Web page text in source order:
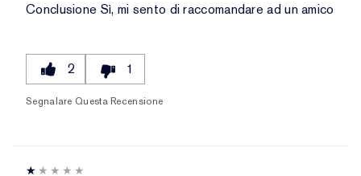
Conclusione Sì, mi sento di raccomandare ad un amico
2 1
Segnalare Questa Recensione